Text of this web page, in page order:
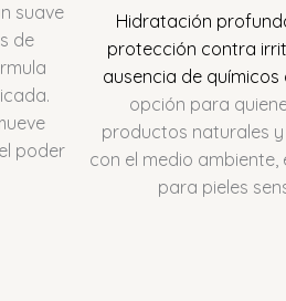
suave
de
poder
Hidratación
protección contra
ausencia de químicos
opción para
productos naturales
con el medio ambiente,
para pieles